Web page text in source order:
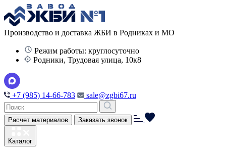
Производство и доставка ЖБИ в Родниках и МО
Режим работы: круглосуточно
Родники, Трудовая улица, 10к8
+7 (985) 14-66-783 sale@zgbi67.ru
Расчет материалов Заказать звонок
Каталог